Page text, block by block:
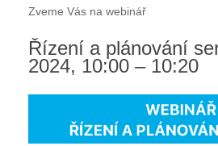
Zveme Vás na webinář
Řízení a plánování
2024, 10:00 – 10:20